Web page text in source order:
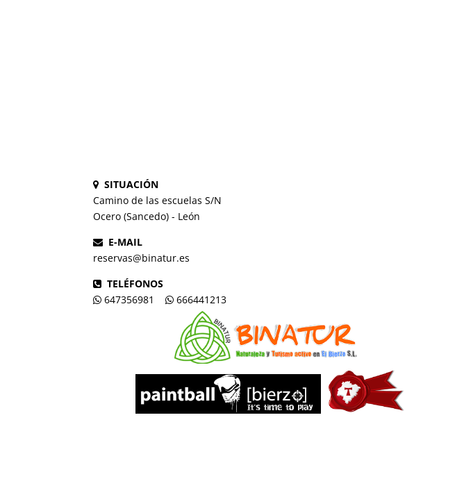
SITUACIÓN
Camino de las escuelas S/N
Ocero (Sancedo) - León
E-MAIL
reservas@binatur.es
TELÉFONOS
647356981
666441213